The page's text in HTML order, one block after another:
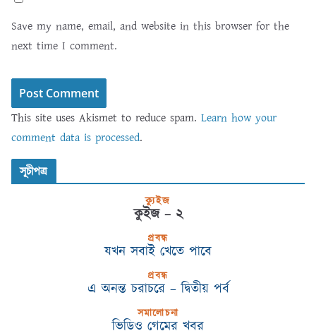
Save my name, email, and website in this browser for the
next time I comment.
This site uses Akismet to reduce spam. Learn how your
comment data is processed.
সূচীপত্র
ক্যুইজ
কুইজ – ২
প্রবন্ধ
যখন সবাই খেতে পাবে
প্রবন্ধ
এ অনন্ত চরাচরে – দ্বিতীয় পর্ব
সমালোচনা
ভিডিও গেমের খবর